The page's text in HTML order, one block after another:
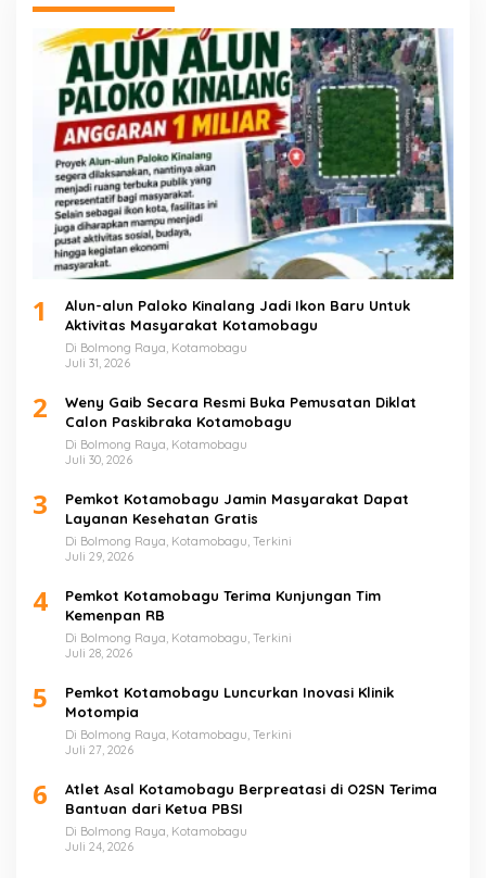
1
Alun-alun Paloko Kinalang Jadi Ikon Baru Untuk
Aktivitas Masyarakat Kotamobagu
Di Bolmong Raya, Kotamobagu
Juli 31, 2026
2
Weny Gaib Secara Resmi Buka Pemusatan Diklat
Calon Paskibraka Kotamobagu
Di Bolmong Raya, Kotamobagu
Juli 30, 2026
3
Pemkot Kotamobagu Jamin Masyarakat Dapat
Layanan Kesehatan Gratis
Di Bolmong Raya, Kotamobagu, Terkini
Juli 29, 2026
4
Pemkot Kotamobagu Terima Kunjungan Tim
Kemenpan RB
Di Bolmong Raya, Kotamobagu, Terkini
Juli 28, 2026
5
Pemkot Kotamobagu Luncurkan Inovasi Klinik
Motompia
Di Bolmong Raya, Kotamobagu, Terkini
Juli 27, 2026
6
Atlet Asal Kotamobagu Berpreatasi di O2SN Terima
Bantuan dari Ketua PBSI
Di Bolmong Raya, Kotamobagu
Juli 24, 2026